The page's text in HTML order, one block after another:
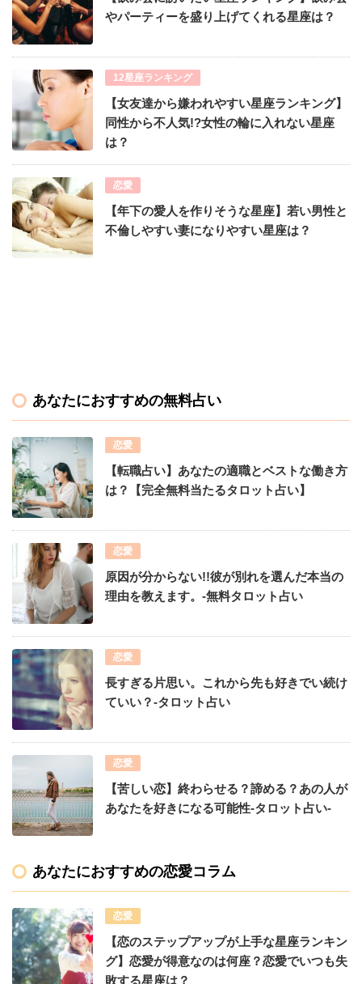
やパーティーを盛り上げてくれる星座は？
12星座ランキング
【女友達から嫌われやすい星座ランキング】
同性から不人気!?女性の輪に入れない星座
は？
恋愛
【年下の愛人を作りそうな星座】若い男性と
不倫しやすい妻になりやすい星座は？
あなたにおすすめの無料占い
恋愛
【転職占い】あなたの適職とベストな働き方
は？【完全無料当たるタロット占い】
恋愛
原因が分からない!!彼が別れを選んだ本当の
理由を教えます。-無料タロット占い
恋愛
長すぎる片思い。これから先も好きでい続け
ていい？-タロット占い
恋愛
【苦しい恋】終わらせる？諦める？あの人が
あなたを好きになる可能性-タロット占い-
あなたにおすすめの恋愛コラム
恋愛
【恋のステップアップが上手な星座ランキン
グ】恋愛が得意なのは何座？恋愛でいつも失
敗する星座は？